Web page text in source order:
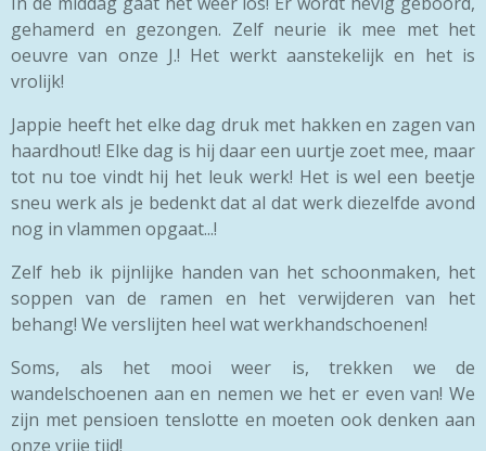
gehamerd en gezongen. Zelf neurie ik mee met het
oeuvre van onze J.! Het werkt aanstekelijk en het is
vrolijk!
Jappie heeft het elke dag druk met hakken en zagen van
haardhout! Elke dag is hij daar een uurtje zoet mee, maar
tot nu toe vindt hij het leuk werk! Het is wel een beetje
sneu werk als je bedenkt dat al dat werk diezelfde avond
nog in vlammen opgaat...!
Zelf heb ik pijnlijke handen van het schoonmaken, het
soppen van de ramen en het verwijderen van het
behang! We verslijten heel wat werkhandschoenen!
Soms, als het mooi weer is, trekken we de
wandelschoenen aan en nemen we het er even van! We
zijn met pensioen tenslotte en moeten ook denken aan
onze vrije tijd!